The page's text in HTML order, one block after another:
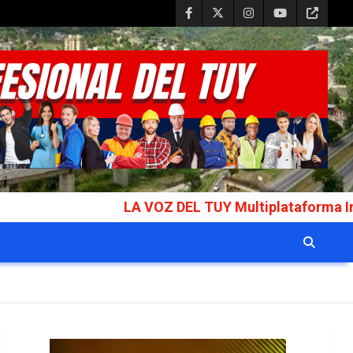
LA VOZ DEL TUY Multiplataforma Informativa